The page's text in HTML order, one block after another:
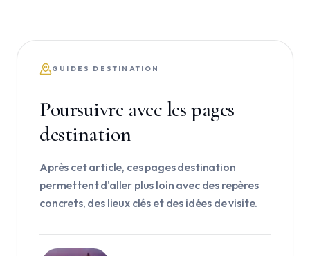
GUIDES DESTINATION
Poursuivre avec les pages
destination
Après cet article, ces pages destination
permettent d'aller plus loin avec des repères
concrets, des lieux clés et des idées de visite.